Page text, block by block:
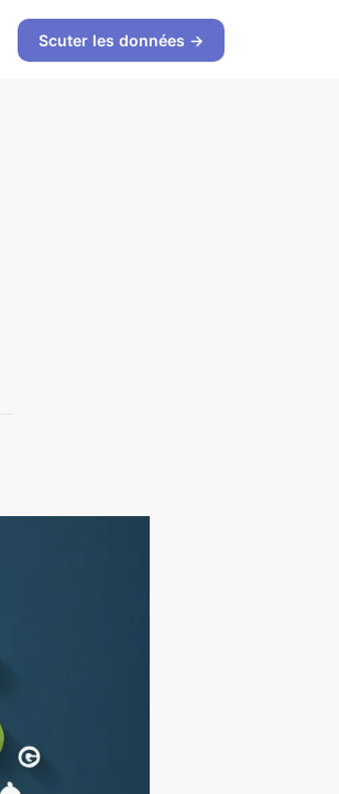
Scuter les données →